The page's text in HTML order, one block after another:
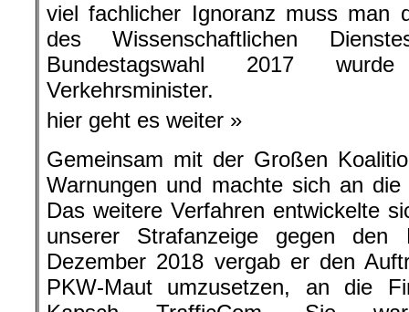
viel fachlicher Ignoranz muss man
des Wissenschaftlichen
Bundestagswahl 2017
Verkehrsminister.
hier geht es weiter »
Gemeinsam mit der Großen
Warnungen und machte sich an
Das weitere Verfahren entwickelte
unserer Strafanzeige gegen
Dezember 2018 vergab er den
PKW-Maut umzusetzen, an die